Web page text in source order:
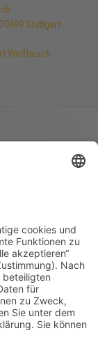
Stuttgart
Wolfbusch
Ihre
Sie